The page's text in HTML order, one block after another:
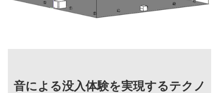
音による没入体験を実現するテクノ